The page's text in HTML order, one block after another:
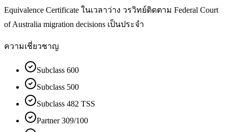
Equivalence Certificate ในเวลาว่าง วรวิทย์ติดตาม Federal Court
of Australia migration decisions เป็นประจำ
ความเชี่ยวชาญ
Subclass 600
Subclass 500
Subclass 482 TSS
Partner 309/100